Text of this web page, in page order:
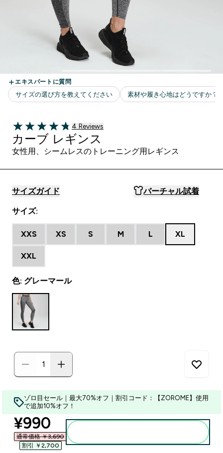
4.75 out of 5 stars
4 ＋件の口コミ
4 Reviews
カーブ レギンス
女性用、シームレスのトレーニング用レギンス
サイズガイド バーチャル試着
サイズ:
XXS XS S M L XL
XXL
色: グレーマール
ゾロ目セール｜最大70%オフ｜割引コード：【ZOROME】使用
で追加10%オフ！
discounted price
¥990‎
通常価格 ￥3,690‎
割引 ￥2,700‎